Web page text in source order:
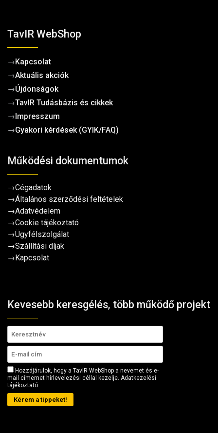
TavIR WebShop
→Kapcsolat
→Aktuális akciók
→Újdonságok
→TavIR Tudásbázis és cikkek
→Impresszum
→Gyakori kérdések (GYIK/FAQ)
Működési dokumentumok
→Cégadatok
→Általános szerződési feltételek
→Adatvédelem
→Cookie tájékoztató
→Ügyfélszolgálat
→Szállítási díjak
→Kapcsolat
Kevesebb keresgélés, több működő projekt
Hozzájárulok, hogy a TavIR WebShop a nevemet és e-
mail címemet hírlevelezési céllal kezelje. Adatkezelési
tájékoztató
Kérem a tippeket!